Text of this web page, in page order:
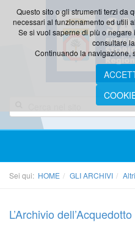
Questo sito o gli strumenti terzi da
necessari al funzionamento ed utili
Se si vuol saperne di più o
consultare
Continuando la navigazione,
Sei qui: HOME GLI ARCHIVI
L’Archivio